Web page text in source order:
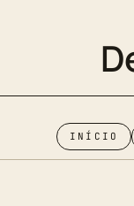
INÍCIO